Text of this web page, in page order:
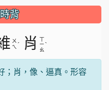
背
ㄨ
ㄟ ˊ 肖
ㄒ
ㄧ
ㄠ
ˋ
；肖，像、逼真。形容